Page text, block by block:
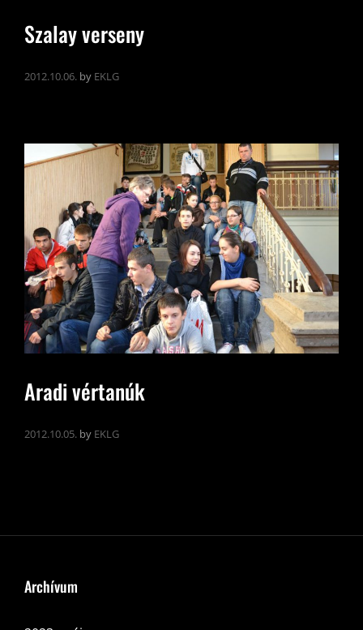
Szalay verseny
2012.10.06. by EKLG
Aradi vértanúk
2012.10.05. by EKLG
Archívum